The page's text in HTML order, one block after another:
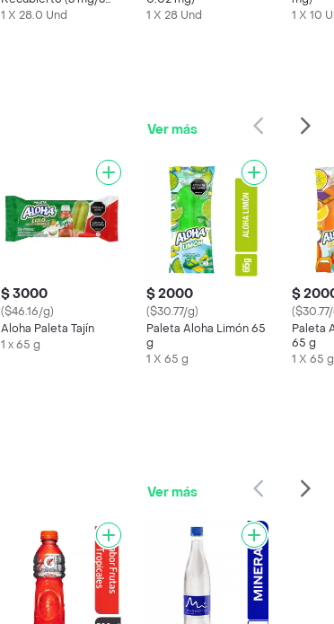
mg)
1 X 28.0 Und
1 X 28 Und
1 X 10
Ver más
$ 3000
($46.16/g)
Aloha Paleta Tajín
1 x 65 g
$ 2000
($30.77/g)
Paleta Aloha Limón 65
g
1 X 65 g
$
Paleta
65 g
1 X 65 g
Ver más